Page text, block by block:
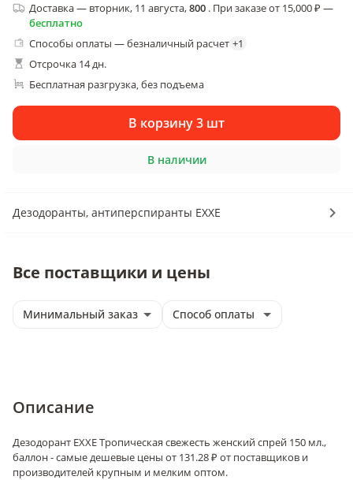
Доставка— вторник, 11 августа,800 . При заказе от 15,000 ₽ —
бесплатно
Способы оплаты — безналичный расчет +1
Отсрочка 14 дн.
Бесплатная разгрузка, без подъема
В корзину 3 шт
В наличии
Дезодоранты, антиперспиранты EXXE
Все поставщики и цены
Минимальный заказ Способ оплаты
Описание
Дезодорант EXXE Тропическая свежесть женский спрей 150 мл.,
баллон - самые дешевые цены от 131.28 ₽ от поставщиков и
производителей крупным и мелким оптом.